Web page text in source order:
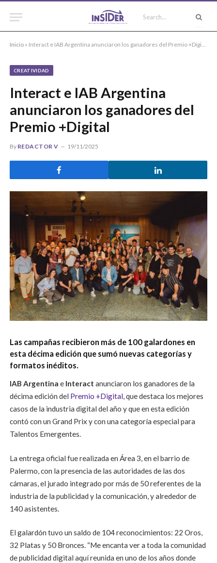
Inicio » Interact e IAB Argentina anunciaron los ganadores del Premio +Digital
CREATIVIDAD
Interact e IAB Argentina
anunciaron los ganadores del
Premio +Digital
By REDACTOR V 19/11/2025
Las campañas recibieron más de 100 galardones en
esta décima edición que sumó nuevas categorías y
formatos inéditos.
IAB Argentina e Interact anunciaron los ganadores de la
décima edición del Premio +Digital, que destaca los mejores
casos de la industria digital del año y que en esta edición
contó con un Grand Prix y con una categoría especial para
Talentos Emergentes.
La entrega oficial fue realizada en Área 3, en el barrio de
Palermo, con la presencia de las autoridades de las dos
cámaras, el jurado integrado por más de 50 referentes de la
industria de la publicidad y la comunicación, y alrededor de
140 asistentes.
El galardón tuvo un saldo de 104 reconocimientos: 22 Oros,
32 Platas y 50 Bronces. “Me encanta ver a toda la comunidad
de publicidad digital aquí reunida en uno de los años donde